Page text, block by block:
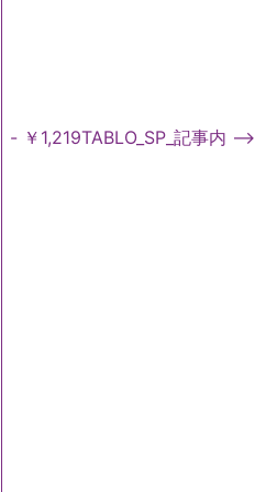
- ￥1,219TABLO_SP_記事内 -->